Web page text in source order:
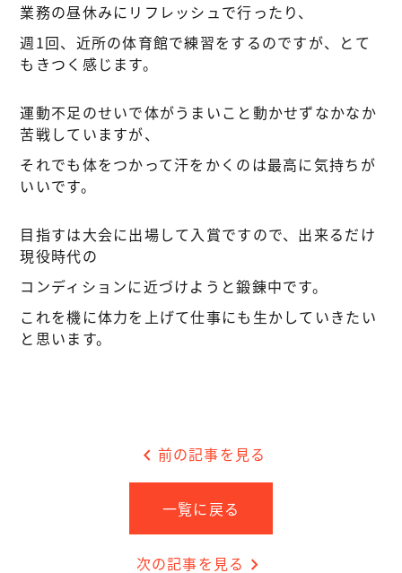
業務の昼休みにリフレッシュで行ったり、
週1回、近所の体育館で練習をするのですが、とて
もきつく感じます。
運動不足のせいで体がうまいこと動かせずなかなか
苦戦していますが、
それでも体をつかって汗をかくのは最高に気持ちが
いいです。
目指すは大会に出場して入賞ですので、出来るだけ
現役時代の
コンディションに近づけようと鍛錬中です。
これを機に体力を上げて仕事にも生かしていきたい
と思います。
chevron_left 前の記事を見る
一覧に戻る
次の記事を見る chevron_right